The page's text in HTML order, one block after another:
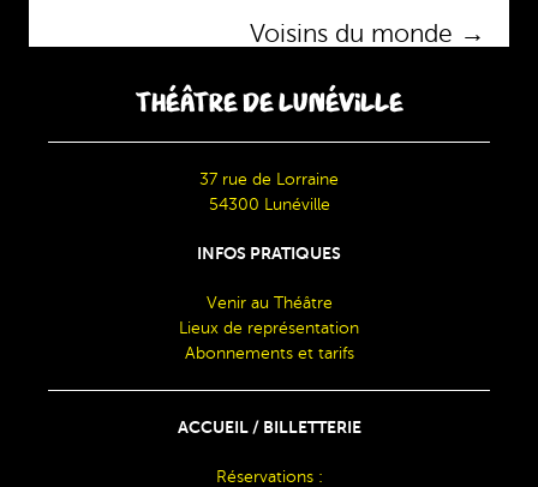
Voisins du monde →
THÉÂTRE DE LUNÉVILLE
37 rue de Lorraine
54300 Lunéville
INFOS PRATIQUES
Venir au Théâtre
Lieux de représentation
Abonnements et tarifs
ACCUEIL / BILLETTERIE
Réservations :